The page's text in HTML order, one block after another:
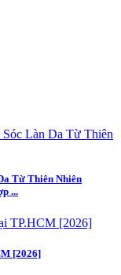
Từ Thiên Nhiên
...
[2026]